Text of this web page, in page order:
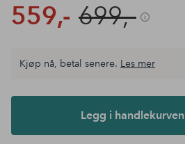
559,- 699,-
Legg i
Kjøp nå, betal senere. Les mer
Legg i handlekurven